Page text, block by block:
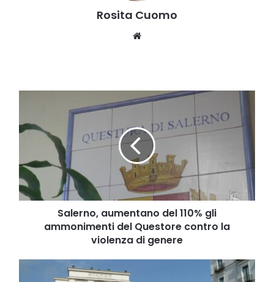
Rosita Cuomo
aumentano
del
110%
ammonimenti
del
Questore
contro
violenza
Salerno, aumentano del 110% gli
ammonimenti del Questore contro la
violenza di genere